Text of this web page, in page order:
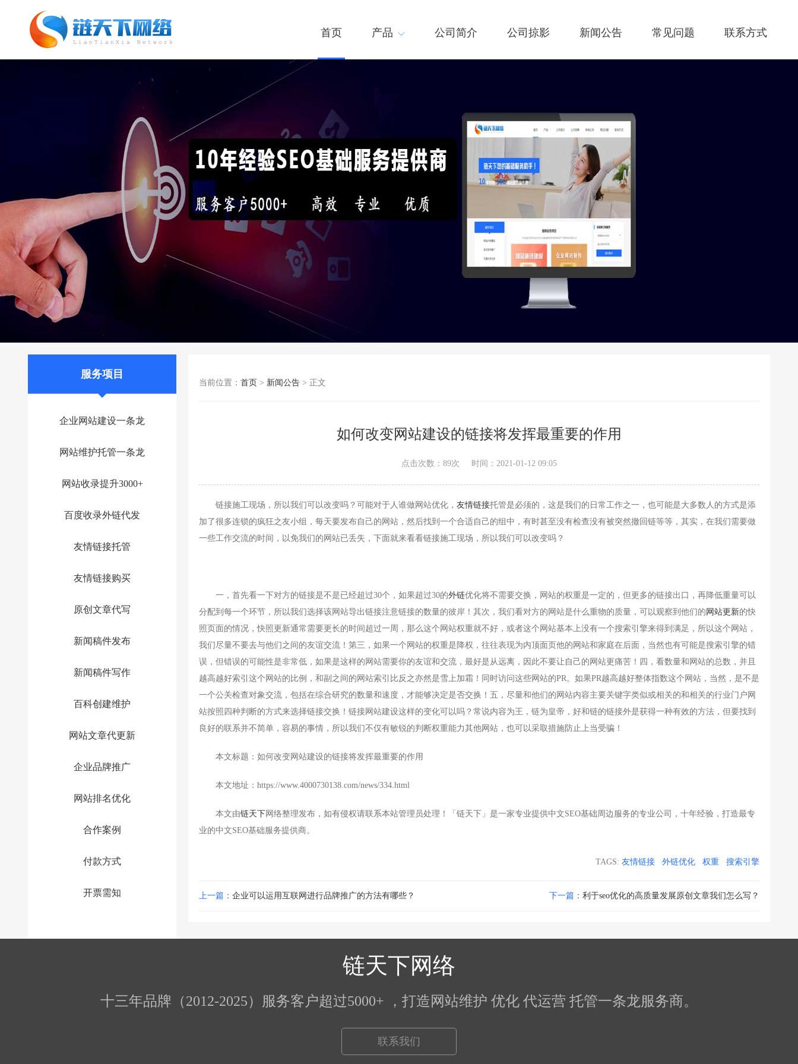
网站托管_网站托管代运营_SEO优化外
包服务「链天下网络科技有限公司」
首页 产品 公司简介 公司掠影 新闻公告 常见问题 联系方式
服务项目
企业网站建设一条龙
网站维护托管一条龙
网站收录提升3000+
百度收录外链代发
友情链接托管
友情链接购买
原创文章代写
新闻稿件发布
新闻稿件写作
百科创建维护
网站文章代更新
企业品牌推广
网站排名优化
合作案例
付款方式
开票需知
当前位置： 首页 > 新闻公告 > 正文
如何改变网站建设的链接将发挥最重要的作用
点击次数： 89次 时间：2021-01-12 09:05
链接施工现场，所以我们可以改变吗？可能对于人谁做网站优化， 友情链接托管是必须的，这是我们的日常工作之一，也可能是大多数人的方式是添
加了很多连锁的疯狂之友小组，每天要发布自己的网站，然后找到一个合适自己的组中，有时甚至没有检查没有被突然撤回链等等，其实，在我们需要做
一些工作交流的时间，以免我们的网站已丢失，下面就来看看链接施工现场，所以我们可以改变吗？
一，首先看一下对方的链接是不是已经超过30个，如果超过30的外链优化将不需要交换，网站的权重是一定的，但更多的链接出口，再降低重量可以
分配到每一个环节，所以我们选择该网站导出链接注意链接的数量的彼岸！其次，我们看对方的网站是什么重物的质量，可以观察到他们的 网站更新的快
照页面的情况，快照更新通常需要更长的时间超过一周，那么这个网站权重就不好，或者这个网站基本上没有一个搜索引擎来得到满足，所以这个网站，
我们尽量不要去与他们之间的友谊交流！第三，如果一个网站的权重是降权，往往表现为内顶面页他的网站和家庭在后面，当然也有可能是搜索引擎的错
误，但错误的可能性是非常低，如果是这样的网站需要你的友谊和交流，最好是从远离，因此不要让自己的网站更痛苦！四，看数量和网站的总数，并且
越高越好索引这个网站的比例，和副之间的网站索引比反之亦然是雪上加霜！同时访问这些网站的PR。如果PR越高越好整体指数这个网站，当然，是不是
一个公关检查对象交流，包括在综合研究的数量和速度，才能够决定是否交换！五，尽量和他们的网站内容主要关键字类似或相关的和相关的行业门户网
站按照四种判断的方式来选择链接交换！链接网站建设这样的变化可以吗？常说内容为王，链为皇帝，好和链的链接外是获得一种有效的方法，但要找到
良好的联系并不简单，容易的事情，所以我们不仅有敏锐的判断权重能力其他网站，也可以采取措施防止上当受骗！
本文标题：如何改变网站建设的链接将发挥最重要的作用
本文地址：https://www.4000730138.com/news/334.html
本文由链天下网络整理发布，如有侵权请联系本站管理员处理！「链天下」是一家专业提供中文SEO基础周边服务的专业公司，十年经验，打造最专
业的中文SEO基础服务提供商。
TAGS: 友情链接 外链优化 权重 搜索引擎
上一篇： 企业可以运用互联网进行品牌推广的方法有哪些？ 下一篇： 利于seo优化的高质量发展原创文章我们怎么写？
链天下网络
十三年品牌（2012-2025）服务客户超过5000+ ，打造网站维护 优化 代运营 托管一条龙服务商。
联系我们